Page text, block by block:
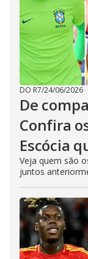
DO R7/24/06/2026
De
Confira
Escócia
Veja quem são
juntos